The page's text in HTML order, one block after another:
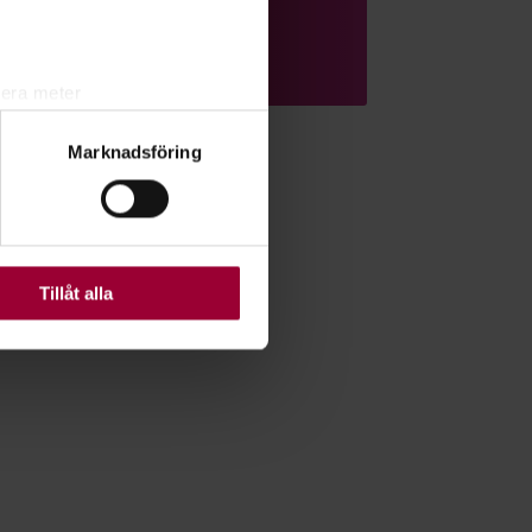
meter
. Du kan ändra
Vissa kakor är
Marknadsföring
Tillåt alla